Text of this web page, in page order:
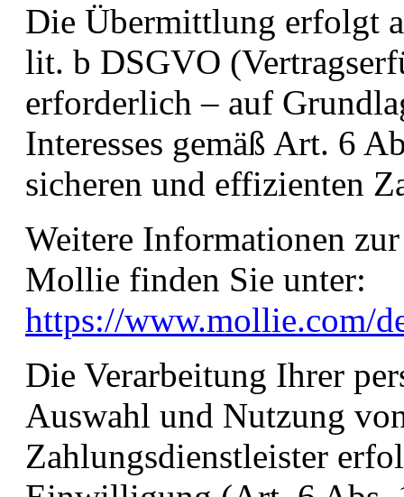
Die Übermittlung erfolgt
lit. b DSGVO
erforderlich – auf
Interesses gemäß Art. 6
sicheren und effizienten
Weitere Informationen
Mollie finden Sie unter:
https://www.mollie.com/
Die Verarbeitung Ihrer
Auswahl und Nutzung
Zahlungsdienstleister